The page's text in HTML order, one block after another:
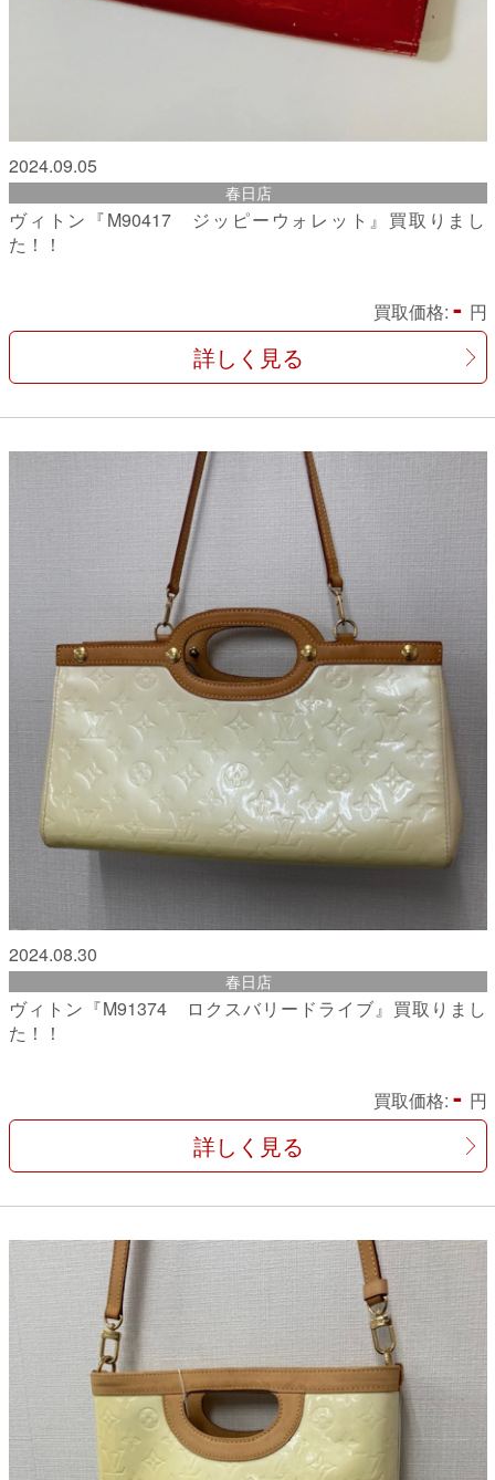
2024.09.05
春日店
ヴィトン『M90417 ジッピーウォレット』買取りまし
た！！
買取価格: - 円
詳しく見る
2024.08.30
春日店
ヴィトン『M91374 ロクスバリードライブ』買取りまし
た！！
買取価格: - 円
詳しく見る